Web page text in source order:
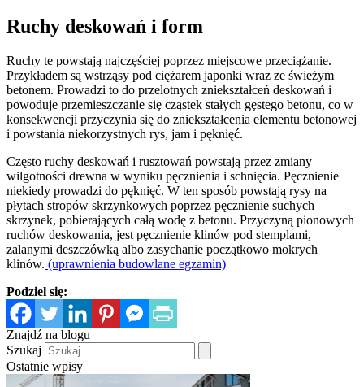
Ruchy deskowań i form
Ruchy te powstają najczęściej poprzez miejscowe przeciążanie.
Przykładem są wstrząsy pod ciężarem japonki wraz ze świeżym
betonem. Prowadzi to do przelotnych zniekształceń deskowań i
powoduje przemieszczanie się cząstek stałych gęstego betonu, co w
konsekwencji przyczynia się do zniekształcenia elementu betonowej
i powstania niekorzystnych rys, jam i pęknięć.
Często ruchy deskowań i rusztowań powstają przez zmiany
wilgotności drewna w wyniku pęcznienia i schnięcia. Pęcznienie
niekiedy prowadzi do pęknięć. W ten sposób powstają rysy na
płytach stropów skrzynkowych poprzez pęcznienie suchych
skrzynek, pobierających całą wodę z betonu. Przyczyną pionowych
ruchów deskowania, jest pęcznienie klinów pod stemplami,
zalanymi deszczówką albo zasychanie początkowo mokrych
klinów. (uprawnienia budowlane egzamin)
Podziel się:
Znajdź na blogu
Szukaj
Ostatnie wpisy